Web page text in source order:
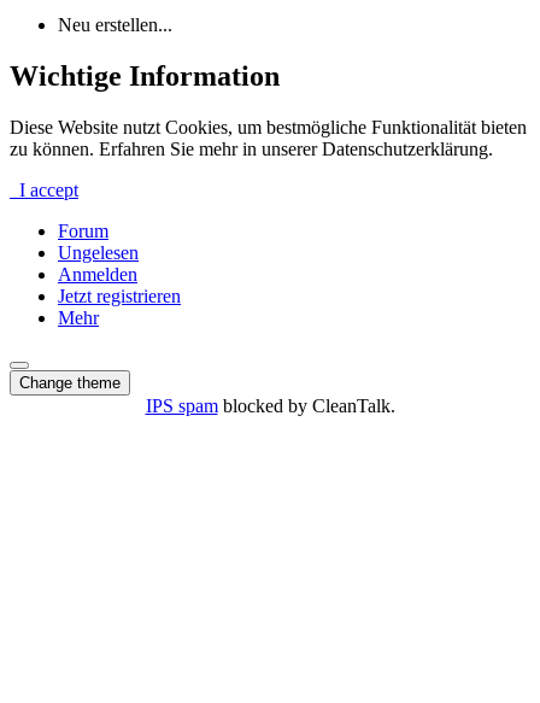
Neu erstellen...
Wichtige Information
Diese Website nutzt Cookies, um bestmögliche Funktionalität bieten
zu können. Erfahren Sie mehr in unserer Datenschutzerklärung.
I accept
Forum
Ungelesen
Anmelden
Jetzt registrieren
Mehr
Change theme
IPS spamblocked by CleanTalk.